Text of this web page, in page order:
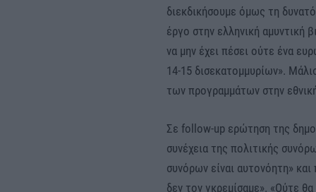
διεκδικήσουμε όμως τη
έργο στην ελληνική αμυντική
να μην έχει πέσει ούτε ένα
14-15 δισεκατομμυρίων».
των προγραμμάτων στην
Σε follow-up ερώτηση της
συνέχεια της πολιτικής
συνόρων είναι αυτονόητη»
δεν τον γκρεμίσαμε». «Ούτε